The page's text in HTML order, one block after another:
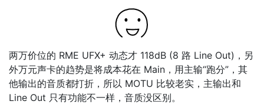
两万价位的 RME UFX+ 动态才 118dB (8 路 Line Out)，另
外万元声卡的趋势是将成本花在 Main，用主输“跑分”，其
他输出的音质都打折，所以 MOTU 比较老实，主输出和
Line Out 只有功能不一样，音质没区别。